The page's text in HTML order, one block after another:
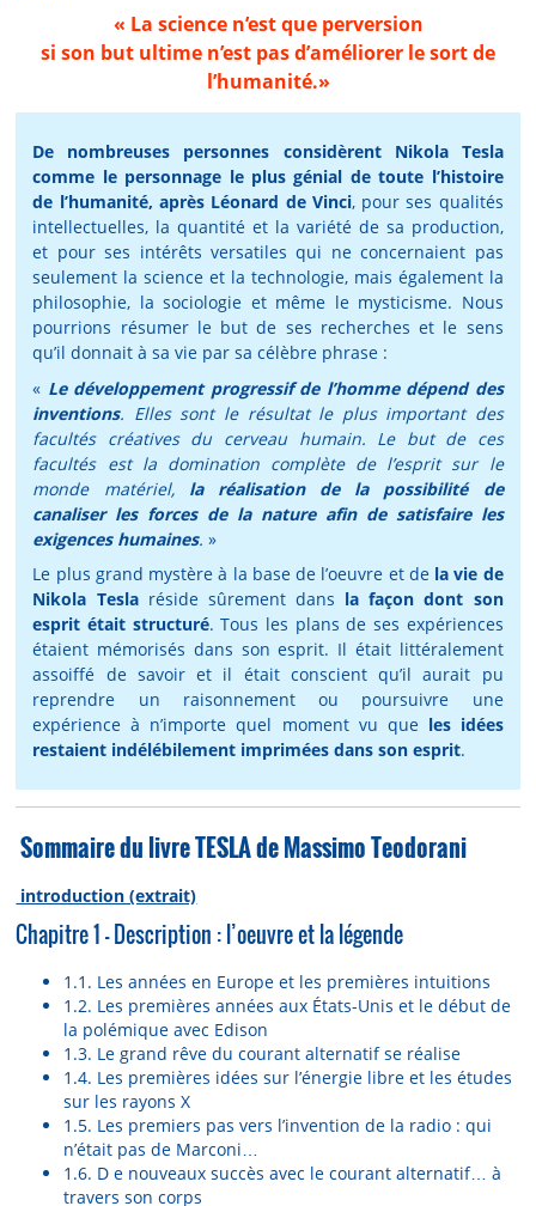
« La science n’est que perversion
si son but ultime n’est pas d’améliorer le sort de
l’humanité.»
De nombreuses personnes considèrent Nikola Tesla
comme le personnage le plus génial de toute l’histoire
de l’humanité, après Léonard de Vinci, pour ses qualités
intellectuelles, la quantité et la variété de sa production,
et pour ses intérêts versatiles qui ne concernaient pas
seulement la science et la technologie, mais également la
philosophie, la sociologie et même le mysticisme. Nous
pourrions résumer le but de ses recherches et le sens
qu’il donnait à sa vie par sa célèbre phrase :
« Le développement progressif de l’homme dépend des
inventions. Elles sont le résultat le plus important des
facultés créatives du cerveau humain. Le but de ces
facultés est la domination complète de l’esprit sur le
monde matériel, la réalisation de la possibilité de
canaliser les forces de la nature afin de satisfaire les
exigences humaines. »
Le plus grand mystère à la base de l’oeuvre et de la vie de
Nikola Teslaréside sûrement dans la façon dont son
esprit était structuré. Tous les plans de ses expériences
étaient mémorisés dans son esprit. Il était littéralement
assoiffé de savoir et il était conscient qu’il aurait pu
reprendre un raisonnement ou poursuivre une
expérience à n’importe quel moment vu que les idées
restaient indélébilement imprimées dans son esprit.
Sommaire du livre TESLA de Massimo Teodorani
introduction (extrait)
Chapitre 1 – Description : l’oeuvre et la légende
1.1. Les années en Europe et les premières intuitions
1.2. Les premières années aux États-Unis et le début de
la polémique avec Edison
1.3. Le grand rêve du courant alternatif se réalise
1.4. Les premières idées sur l’énergie libre et les études
sur les rayons X
1.5. Les premiers pas vers l’invention de la radio : qui
n’était pas de Marconi…
1.6. D e nouveaux succès avec le courant alternatif… à
travers son corps